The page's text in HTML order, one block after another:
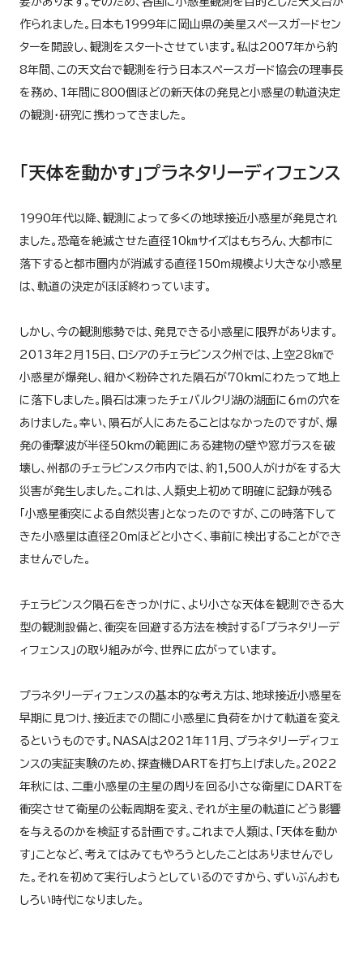
作られました。日本も1999年に岡山県の美星スペースガードセン
ターを開設し、観測をスタートさせています。私は2007年から約
8年間、この天文台で観測を行う日本スペースガード協会の理事長
を務め、1年間に800個ほどの新天体の発見と小惑星の軌道決定
の観測・研究に携わってきました。
「天体を動かす」プラネタリーディフェンス
1990年代以降、観測によって多くの地球接近小惑星が発見され
ました。恐竜を絶滅させた直径10㎞サイズはもちろん、大都市に
落下すると都市圏内が消滅する直径150ｍ規模より大きな小惑星
は、軌道の決定がほぼ終わっています。
しかし、今の観測態勢では、発見できる小惑星に限界があります。
2013年2月15日、ロシアのチェラビンスク州では、上空28㎞で
小惑星が爆発し、細かく粉砕された隕石が70kmにわたって地上
に落下しました。隕石は凍ったチェバルクリ湖の湖面に６ｍの穴を
あけました。幸い、隕石が人にあたることはなかったのですが、爆
発の衝撃波が半径50kmの範囲にある建物の壁や窓ガラスを破
壊し、州都のチェラビンスク市内では、約1,500人がけがをする大
災害が発生しました。これは、人類史上初めて明確に記録が残る
「小惑星衝突による自然災害」となったのですが、この時落下して
きた小惑星は直径20ｍほどと小さく、事前に検出することができ
ませんでした。
チェラビンスク隕石をきっかけに、より小さな天体を観測できる大
型の観測設備と、衝突を回避する方法を検討する「プラネタリーデ
ィフェンス」の取り組みが今、世界に広がっています。
プラネタリーディフェンスの基本的な考え方は、地球接近小惑星を
早期に見つけ、接近までの間に小惑星に負荷をかけて軌道を変え
るというものです。NASAは2021年11月、プラネタリーディフェ
ンスの実証実験のため、探査機DARTを打ち上げました。2022
年秋には、二重小惑星の主星の周りを回る小さな衛星にDARTを
衝突させて衛星の公転周期を変え、それが主星の軌道にどう影響
を与えるのかを検証する計画です。これまで人類は、「天体を動か
す」ことなど、考えてはみてもやろうとしたことはありませんでし
た。それを初めて実行しようとしているのですから、ずいぶんおも
しろい時代になりました。